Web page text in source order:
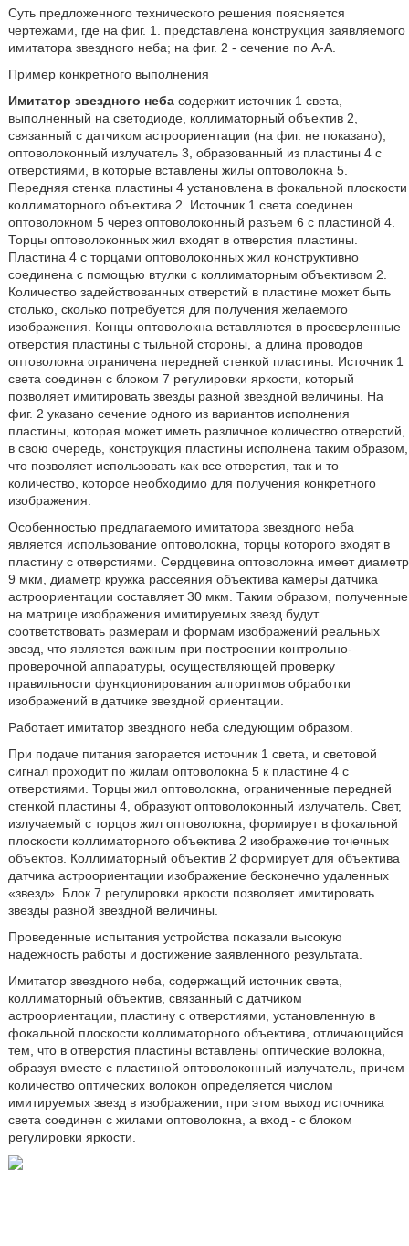
Суть предложенного технического решения поясняется
чертежами, где на фиг. 1. представлена конструкция заявляемого
имитатора звездного неба; на фиг. 2 - сечение по А-А.
Пример конкретного выполнения
Имитатор звездного небасодержит источник 1 света,
выполненный на светодиоде, коллиматорный объектив 2,
связанный с датчиком астроориентации (на фиг. не показано),
оптоволоконный излучатель 3, образованный из пластины 4 с
отверстиями, в которые вставлены жилы оптоволокна 5.
Передняя стенка пластины 4 установлена в фокальной плоскости
коллиматорного объектива 2. Источник 1 света соединен
оптоволокном 5 через оптоволоконный разъем 6 с пластиной 4.
Торцы оптоволоконных жил входят в отверстия пластины.
Пластина 4 с торцами оптоволоконных жил конструктивно
соединена с помощью втулки с коллиматорным объективом 2.
Количество задействованных отверстий в пластине может быть
столько, сколько потребуется для получения желаемого
изображения. Концы оптоволокна вставляются в просверленные
отверстия пластины с тыльной стороны, а длина проводов
оптоволокна ограничена передней стенкой пластины. Источник 1
света соединен с блоком 7 регулировки яркости, который
позволяет имитировать звезды разной звездной величины. На
фиг. 2 указано сечение одного из вариантов исполнения
пластины, которая может иметь различное количество отверстий,
в свою очередь, конструкция пластины исполнена таким образом,
что позволяет использовать как все отверстия, так и то
количество, которое необходимо для получения конкретного
изображения.
Особенностью предлагаемого имитатора звездного неба
является использование оптоволокна, торцы которого входят в
пластину с отверстиями. Сердцевина оптоволокна имеет диаметр
9 мкм, диаметр кружка рассеяния объектива камеры датчика
астроориентации составляет 30 мкм. Таким образом, полученные
на матрице изображения имитируемых звезд будут
соответствовать размерам и формам изображений реальных
звезд, что является важным при построении контрольно-
проверочной аппаратуры, осуществляющей проверку
правильности функционирования алгоритмов обработки
изображений в датчике звездной ориентации.
Работает имитатор звездного неба следующим образом.
При подаче питания загорается источник 1 света, и световой
сигнал проходит по жилам оптоволокна 5 к пластине 4 с
отверстиями. Торцы жил оптоволокна, ограниченные передней
стенкой пластины 4, образуют оптоволоконный излучатель. Свет,
излучаемый с торцов жил оптоволокна, формирует в фокальной
плоскости коллиматорного объектива 2 изображение точечных
объектов. Коллиматорный объектив 2 формирует для объектива
датчика астроориентации изображение бесконечно удаленных
«звезд». Блок 7 регулировки яркости позволяет имитировать
звезды разной звездной величины.
Проведенные испытания устройства показали высокую
надежность работы и достижение заявленного результата.
Имитатор звездного неба, содержащий источник света,
коллиматорный объектив, связанный с датчиком
астроориентации, пластину с отверстиями, установленную в
фокальной плоскости коллиматорного объектива, отличающийся
тем, что в отверстия пластины вставлены оптические волокна,
образуя вместе с пластиной оптоволоконный излучатель, причем
количество оптических волокон определяется числом
имитируемых звезд в изображении, при этом выход источника
света соединен с жилами оптоволокна, а вход - с блоком
регулировки яркости.